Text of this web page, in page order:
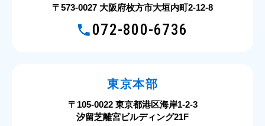
〒573-0027 大阪府枚方市大垣内町2-12-8
072-800-6736
東京本部
〒105-0022 東京都港区海岸1-2-3
汐留芝離宮ビルディング21F